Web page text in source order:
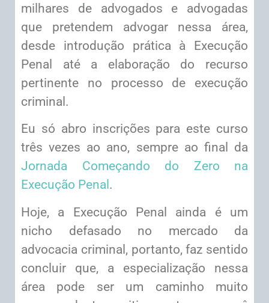
milhares de advogados e advogadas
que pretendem advogar nessa área,
desde introdução prática à Execução
Penal até a elaboração do recurso
pertinente no processo de execução
criminal.
Eu só abro inscrições para este curso
três vezes ao ano, sempre ao final da
Jornada Começando do Zero na
Execução Penal .
Hoje, a Execução Penal ainda é um
nicho defasado no mercado da
advocacia criminal, portanto, faz sentido
concluir que, a especialização nessa
área pode ser um caminho muito